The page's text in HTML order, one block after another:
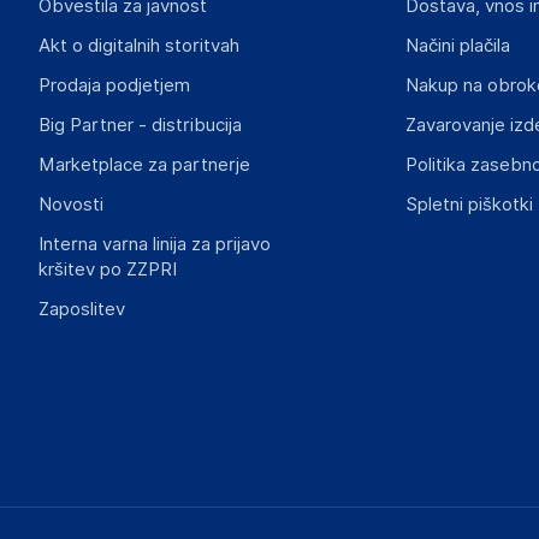
4240
Spain
Slike o varnosti izdelka
Slike o varnosti izdelka vsebujejo opozorila na embalaži
Obvestila za javnost
Akt o digitalnih storitvah
Prodaja podjetjem
Big Partner - distribucija
Marketplace za partnerje
Novosti
Interna varna linija za prijavo
kršitev po ZZPRI
Zaposlitev
Dostava, vnos
Načini plačila
Nakup na
Zavarovanje
Politika
Spletni piškotki